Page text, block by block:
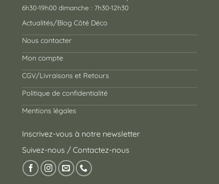
6h30-19h00 dimanche : 7h30-12h30
Actualités/Blog Côté Déco
Nous contacter
Mon compte
CGV/Livraisons et Retours
Politique de confidentialité
Mentions légales
Inscrivez-vous à notre newsletter
Suivez-nous / Contactez-nous